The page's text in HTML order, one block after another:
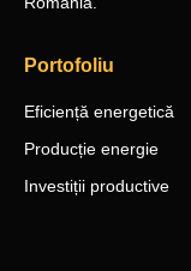
Portofoliu
Eficiență energetică
Producție energie
Investiții productive